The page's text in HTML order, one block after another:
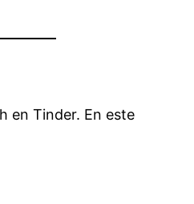
en Tinder. En este